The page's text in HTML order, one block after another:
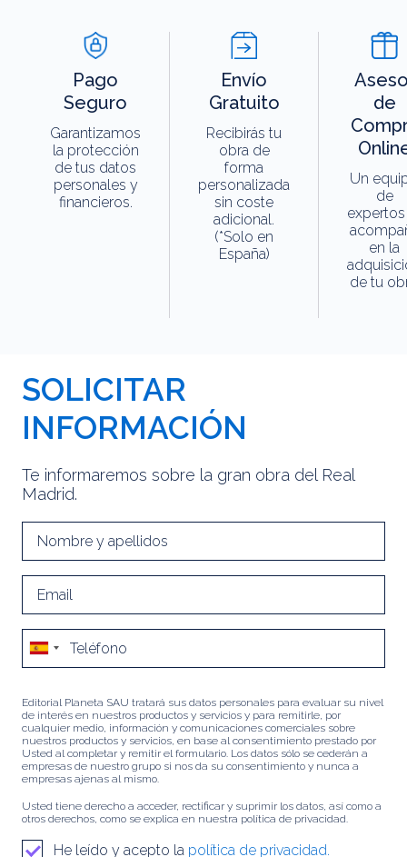
Pago
Seguro
Garantizamos
la protección
de tus datos
personales y
financieros.
Envío
Gratuito
Recibirás tu
obra de
forma
personalizada
sin coste
adicional.
(*Solo en
España)
de
Un
de
en la
de tu
SOLICITAR
INFORMACIÓN
Te informaremos sobre la gran obra del Real
Madrid.
Editorial Planeta SAU tratará sus datos personales para evaluar su nivel
de interés en nuestros productos y servicios y para remitirle, por
cualquier medio, información y comunicaciones comerciales sobre
nuestros productos y servicios, en base al consentimiento prestado por
Usted al completar y remitir el formulario. Los datos sólo se cederán a
empresas de nuestro grupo si nos da su consentimiento y nunca a
empresas ajenas al mismo.
Usted tiene derecho a acceder, rectificar y suprimir los datos, así como a
otros derechos, como se explica en nuestra política de privacidad.
He leído y acepto la política de privacidad.